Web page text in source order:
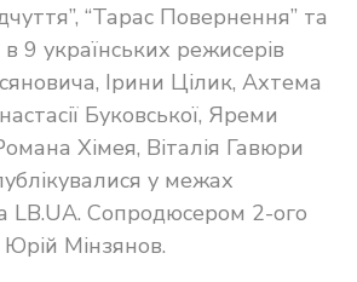
“Тарас Повернення” та
9 українських режисерів
Ірини Цілик, Ахтема
Буковської, Яреми
Хімея, Віталія Гавюри
у межах
LB.UA. Сопродюсером 2-ого
Юрій Мінзянов.